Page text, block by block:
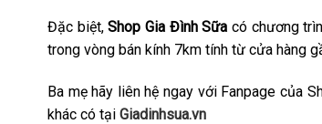
Đặc biệt,Shop Gia Đình Sữa có chương
trong vòng bán kính 7km tính từ cửa hàng
Ba mẹ hãy liên hệ ngay với Fanpage của
khác có tại Giadinhsua.vn